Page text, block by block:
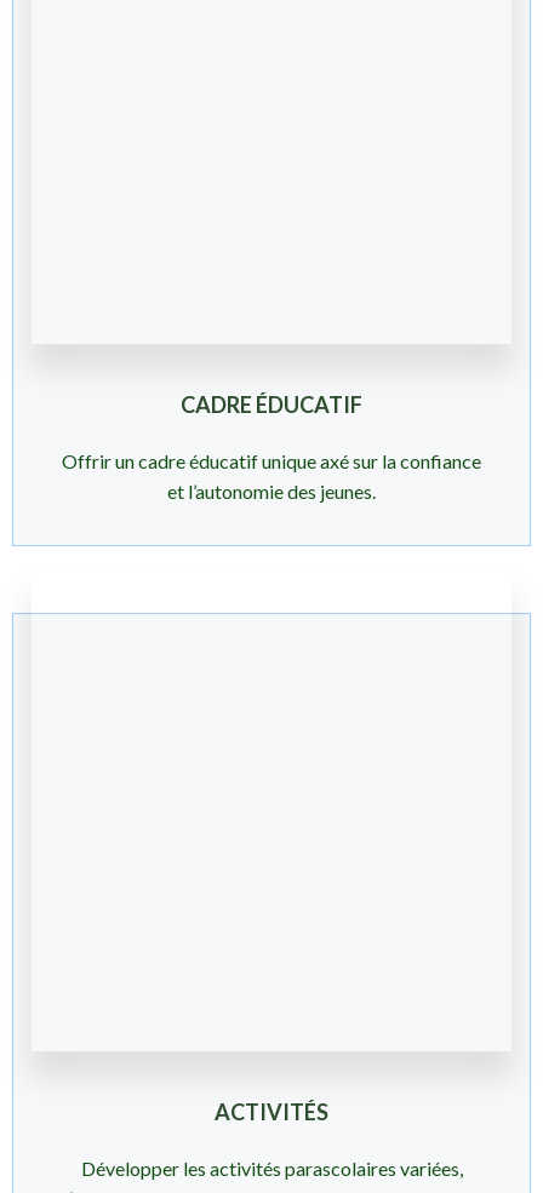
CADRE ÉDUCATIF
Offrir un cadre éducatif unique axé sur la confiance
et l’autonomie des jeunes.
ACTIVITÉS
Développer les activités parascolaires variées,